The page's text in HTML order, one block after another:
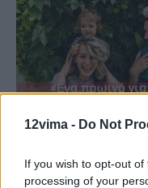
12vima - Do Not
If you wish to opt-out
processing of your